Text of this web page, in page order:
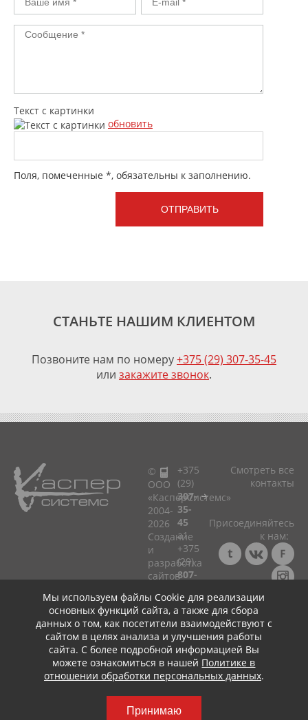
Мы используем файлы Cookie для реализации
основных функций сайта, а также для сбора
данных о том, как посетители взаимодействуют с
сайтом в целях анализа и улучшения работы
сайта. С более подробной информацией Вы
можете ознакомиться в нашей Политике в
отношении обработки персональных данных.
Принимаю
Текст с картинки
обновить
Поля, помеченные *, обязательны к заполнению.
СТАНЬТЕ НАШИМ КЛИЕНТОМ
Позвоните нам по номеру+375 (29) 307-35-45
или закажите звонок.
+375
(29)
307-
35-
45
a1
+375
(29)
807-
75
мтс
+375
(25)
799-
75-
45
Смотреть все
контакты
Присоединяйтесь
к нам:
Консультация ☎
+375 (29) 307-35-45
+
+
©
ООО
«КасперСистемс»
2004-
2026
Cоздание
и
разработка
сайтов
Минске!
Политика
в
отношении
обработки
персональных
данных